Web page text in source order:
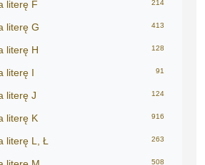
literę F 214
literę G 413
literę H 128
literę I 91
literę J 124
literę K 916
literę L, Ł 263
508